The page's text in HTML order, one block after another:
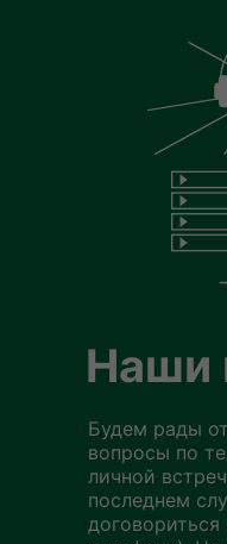
Наши
Будем рады
вопросы по
личной
последнем
договориться